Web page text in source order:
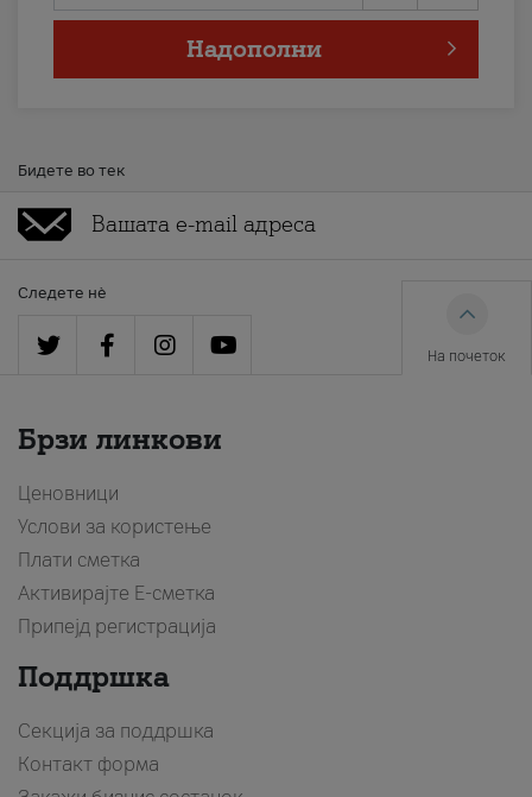
Надополни
Бидете во тек
Следете нè
На почеток
Брзи линкови
Ценовници
Услови за користење
Плати сметка
Активирајте Е-сметка
Припејд регистрација
Поддршка
Секција за поддршка
Контакт форма